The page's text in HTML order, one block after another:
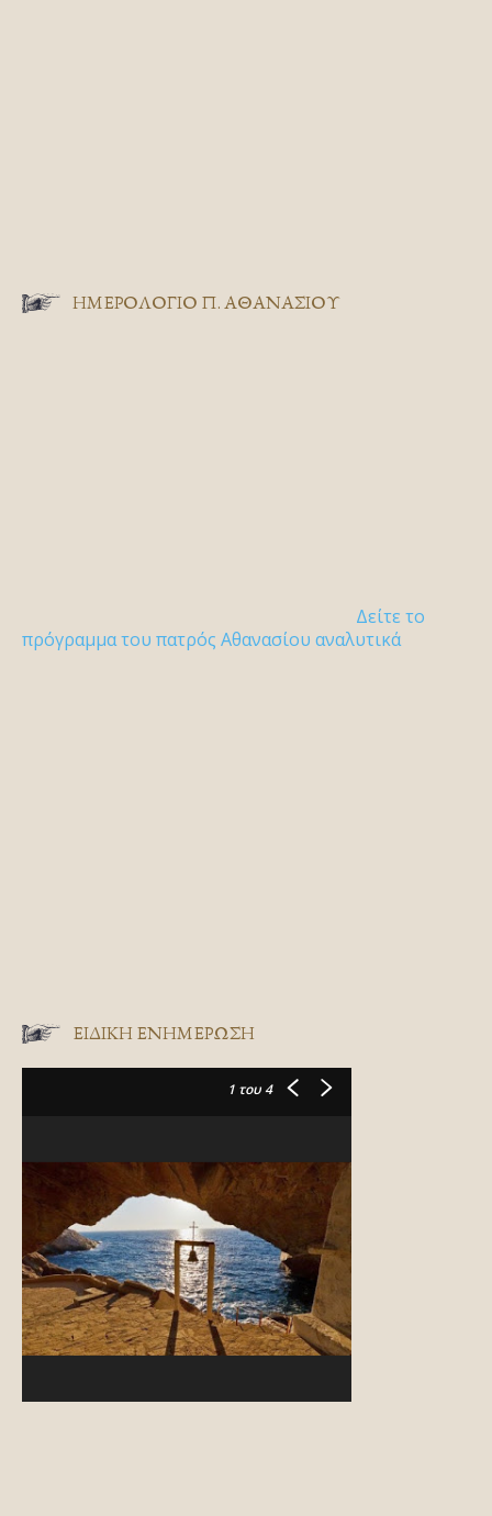
ΗΜΕΡΟΛΟΓΙΟ Π. ΑΘΑΝΑΣΙΟΥ
Δείτε το
πρόγραμμα του πατρός Αθανασίου αναλυτικά
ΕΙΔΙΚΉ ΕΝΗΜΈΡΩΣΗ
1 του 4